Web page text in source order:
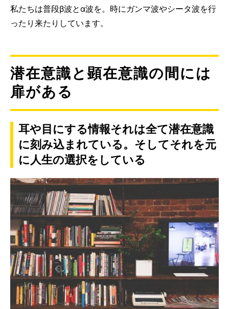
私たちは普段β波とα波を。時にガンマ波やシータ波を行
ったり来たりしています。
潜在意識と顕在意識の間には
扉がある
耳や目にする情報それは全て潜在意識
に刻み込まれている。そしてそれを元
に人生の選択をしている